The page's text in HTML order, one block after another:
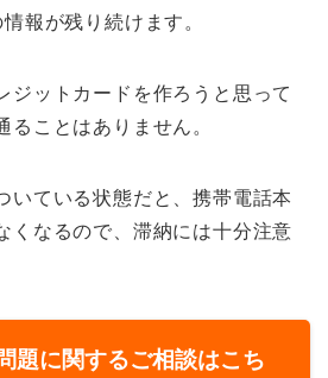
報が残り続けます。
ジットカードを作ろうと思って
ることはありません。
いている状態だと、携帯電話本
くなるので、滞納には十分注意
題に関するご相談はこち